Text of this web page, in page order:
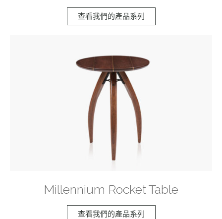
查看我們的產品系列
Millennium Rocket Table
查看我們的產品系列